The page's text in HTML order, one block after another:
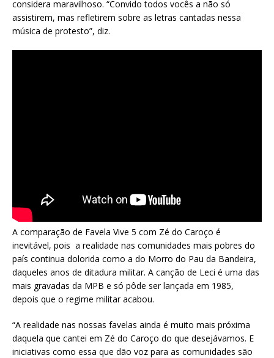
considera maravilhoso. “Convido todos vocês a não só
assistirem, mas refletirem sobre as letras cantadas nessa
música de protesto”, diz.
A comparação de Favela Vive 5 com Zé do Caroço é
inevitável, pois a realidade nas comunidades mais pobres do
país continua dolorida como a do Morro do Pau da Bandeira,
daqueles anos de ditadura militar. A canção de Leci é uma das
mais gravadas da MPB e só pôde ser lançada em 1985,
depois que o regime militar acabou.
“A realidade nas nossas favelas ainda é muito mais próxima
daquela que cantei em Zé do Caroço do que desejávamos. E
iniciativas como essa que dão voz para as comunidades são